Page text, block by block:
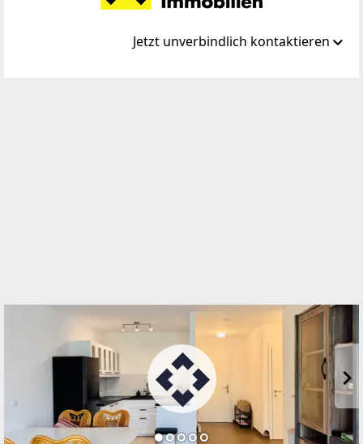
Jetzt unverbindlich kontaktieren